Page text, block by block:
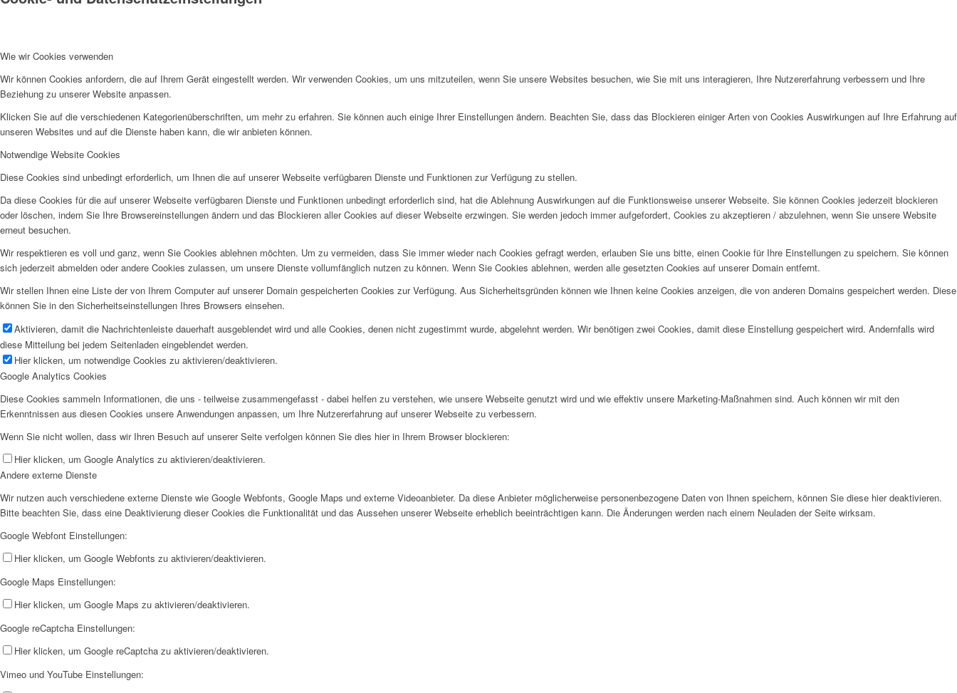
Wie wir Cookies verwenden
Wir können Cookies anfordern, die auf Ihrem Gerät eingestellt werden. Wir verwenden Cookies, um uns mitzuteilen, wenn Sie unsere Websites besuchen, wie Sie mit uns interagieren, Ihre Nutzererfahrung verbessern und Ihre
Beziehung zu unserer Website anpassen.
Klicken Sie auf die verschiedenen Kategorienüberschriften, um mehr zu erfahren. Sie können auch einige Ihrer Einstellungen ändern. Beachten Sie, dass das Blockieren einiger Arten von Cookies Auswirkungen auf Ihre Erfahrung auf
unseren Websites und auf die Dienste haben kann, die wir anbieten können.
Notwendige Website Cookies
Diese Cookies sind unbedingt erforderlich, um Ihnen die auf unserer Webseite verfügbaren Dienste und Funktionen zur Verfügung zu stellen.
Da diese Cookies für die auf unserer Webseite verfügbaren Dienste und Funktionen unbedingt erforderlich sind, hat die Ablehnung Auswirkungen auf die Funktionsweise unserer Webseite. Sie können Cookies jederzeit blockieren
oder löschen, indem Sie Ihre Browsereinstellungen ändern und das Blockieren aller Cookies auf dieser Webseite erzwingen. Sie werden jedoch immer aufgefordert, Cookies zu akzeptieren / abzulehnen, wenn Sie unsere Website
erneut besuchen.
Wir respektieren es voll und ganz, wenn Sie Cookies ablehnen möchten. Um zu vermeiden, dass Sie immer wieder nach Cookies gefragt werden, erlauben Sie uns bitte, einen Cookie für Ihre Einstellungen zu speichern. Sie können
sich jederzeit abmelden oder andere Cookies zulassen, um unsere Dienste vollumfänglich nutzen zu können. Wenn Sie Cookies ablehnen, werden alle gesetzten Cookies auf unserer Domain entfernt.
Wir stellen Ihnen eine Liste der von Ihrem Computer auf unserer Domain gespeicherten Cookies zur Verfügung. Aus Sicherheitsgründen können wie Ihnen keine Cookies anzeigen, die von anderen Domains gespeichert werden. Diese
können Sie in den Sicherheitseinstellungen Ihres Browsers einsehen.
Aktivieren, damit die Nachrichtenleiste dauerhaft ausgeblendet wird und alle Cookies, denen nicht zugestimmt wurde, abgelehnt werden. Wir benötigen zwei Cookies, damit diese Einstellung gespeichert wird. Andernfalls wird
diese Mitteilung bei jedem Seitenladen eingeblendet werden.
Hier klicken, um notwendige Cookies zu aktivieren/deaktivieren.
Google Analytics Cookies
Diese Cookies sammeln Informationen, die uns - teilweise zusammengefasst - dabei helfen zu verstehen, wie unsere Webseite genutzt wird und wie effektiv unsere Marketing-Maßnahmen sind. Auch können wir mit den
Erkenntnissen aus diesen Cookies unsere Anwendungen anpassen, um Ihre Nutzererfahrung auf unserer Webseite zu verbessern.
Wenn Sie nicht wollen, dass wir Ihren Besuch auf unserer Seite verfolgen können Sie dies hier in Ihrem Browser blockieren:
Hier klicken, um Google Analytics zu aktivieren/deaktivieren.
Andere externe Dienste
Wir nutzen auch verschiedene externe Dienste wie Google Webfonts, Google Maps und externe Videoanbieter. Da diese Anbieter möglicherweise personenbezogene Daten von Ihnen speichern, können Sie diese hier deaktivieren.
Bitte beachten Sie, dass eine Deaktivierung dieser Cookies die Funktionalität und das Aussehen unserer Webseite erheblich beeinträchtigen kann. Die Änderungen werden nach einem Neuladen der Seite wirksam.
Google Webfont Einstellungen:
Hier klicken, um Google Webfonts zu aktivieren/deaktivieren.
Google Maps Einstellungen:
Hier klicken, um Google Maps zu aktivieren/deaktivieren.
Google reCaptcha Einstellungen:
Hier klicken, um Google reCaptcha zu aktivieren/deaktivieren.
Vimeo und YouTube Einstellungen: